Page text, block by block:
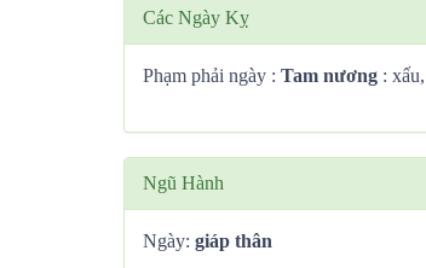
Các Ngày Kỵ
Phạm phải ngày : Tam nương :
Ngũ Hành
Ngày: giáp thân